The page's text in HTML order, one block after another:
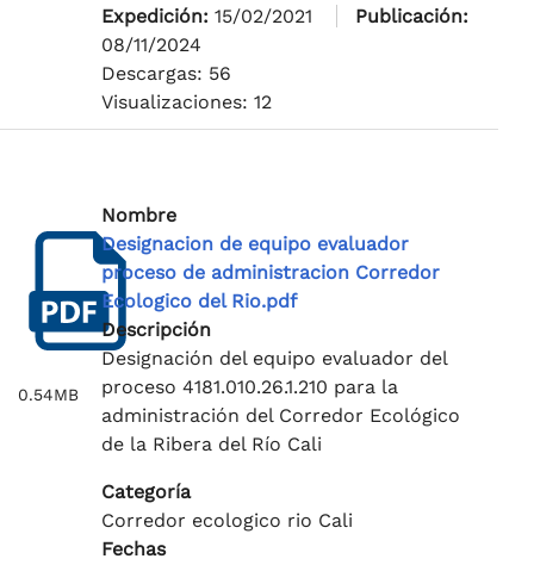
Expedición: 15/02/2021
Publicación:
08/11/2024
Descargas: 56
Visualizaciones: 12
0.54MB
Nombre
Designacion de equipo evaluador
proceso de administracion Corredor
Ecologico del Rio.pdf
Descripción
Designación del equipo evaluador del
proceso 4181.010.26.1.210 para la
administración del Corredor Ecológico
de la Ribera del Río Cali
Categoría
Corredor ecologico rio Cali
Fechas